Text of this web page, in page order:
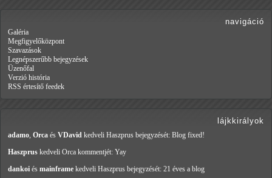
navigáció
Galéria
Megfigyelőközpont
Szavazások
Legnépszerűbb bejegyzések
Üzenőfal
Verzió história
RSS értesítő feedek
lájkkirályok
adamo, Orca és VDavid kedveli Haszprus bejegyzését: Blog fixed!
Haszprus kedveli Orca kommentjét: Yay
dankoi és mainframe kedveli Haszprus bejegyzését: 21 éves a blog